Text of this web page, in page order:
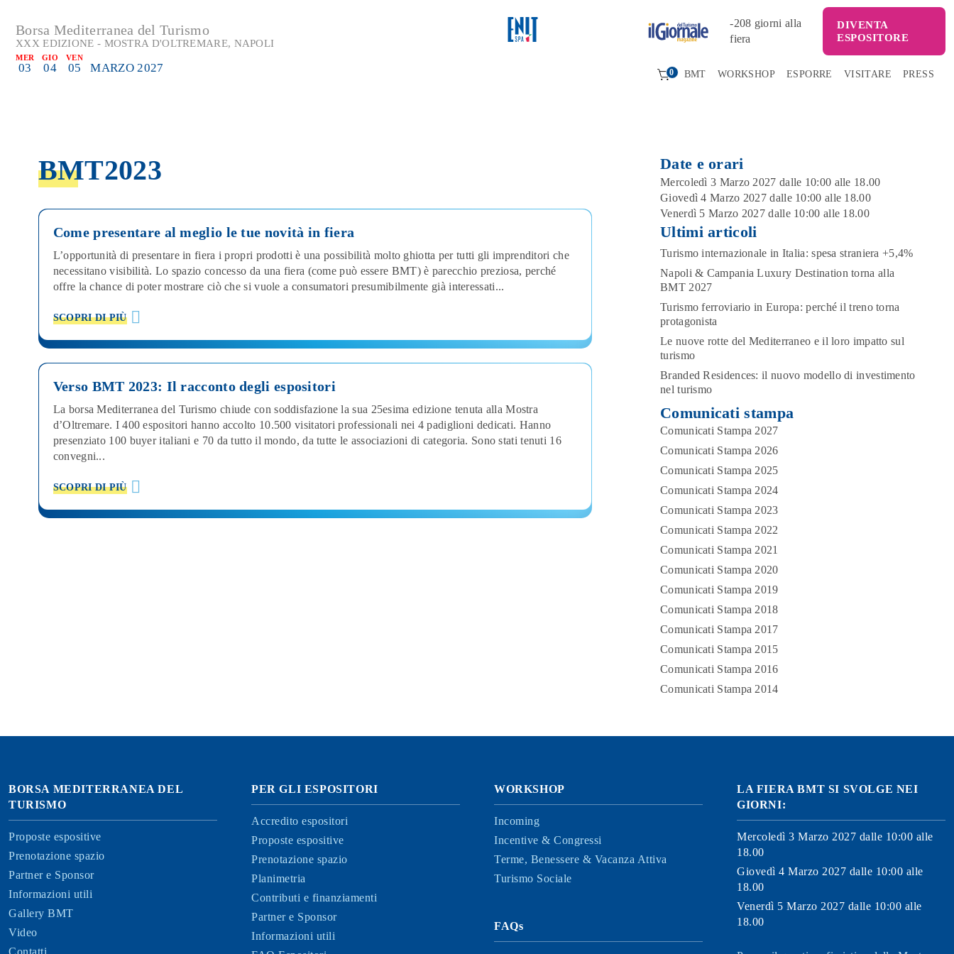
Borsa Mediterranea del Turismo
XXX EDIZIONE - MOSTRA D'OLTREMARE, NAPOLI
MER
03
GIO
04
VEN
05 MARZO 2027
-208 giorni alla
fiera
DIVENTA
ESPOSITORE
0 BMT WORKSHOP ESPORRE VISITARE PRESS
BMT2023
Come presentare al meglio le tue novità in fiera
L’opportunità di presentare in fiera i propri prodotti è una possibilità molto ghiotta per tutti gli imprenditori che
necessitano visibilità. Lo spazio concesso da una fiera (come può essere BMT) è parecchio preziosa, perché
offre la chance di poter mostrare ciò che si vuole a consumatori presumibilmente già interessati...
SCOPRI DI PIÙ
Verso BMT 2023: Il racconto degli espositori
La borsa Mediterranea del Turismo chiude con soddisfazione la sua 25esima edizione tenuta alla Mostra
d’Oltremare. I 400 espositori hanno accolto 10.500 visitatori professionali nei 4 padiglioni dedicati. Hanno
presenziato 100 buyer italiani e 70 da tutto il mondo, da tutte le associazioni di categoria. Sono stati tenuti 16
convegni...
SCOPRI DI PIÙ
Date e orari
Mercoledì 3 Marzo 2027 dalle 10:00 alle 18.00
Giovedì 4 Marzo 2027 dalle 10:00 alle 18.00
Venerdì 5 Marzo 2027 dalle 10:00 alle 18.00
Ultimi articoli
Turismo internazionale in Italia: spesa straniera +5,4%
Napoli & Campania Luxury Destination torna alla
BMT 2027
Turismo ferroviario in Europa: perché il treno torna
protagonista
Le nuove rotte del Mediterraneo e il loro impatto sul
turismo
Branded Residences: il nuovo modello di investimento
nel turismo
Comunicati stampa
Comunicati Stampa 2027
Comunicati Stampa 2026
Comunicati Stampa 2025
Comunicati Stampa 2024
Comunicati Stampa 2023
Comunicati Stampa 2022
Comunicati Stampa 2021
Comunicati Stampa 2020
Comunicati Stampa 2019
Comunicati Stampa 2018
Comunicati Stampa 2017
Comunicati Stampa 2015
Comunicati Stampa 2016
Comunicati Stampa 2014
BORSA MEDITERRANEA DEL
TURISMO
Proposte espositive
Prenotazione spazio
Partner e Sponsor
Informazioni utili
Gallery BMT
Video
Contatti
PER GLI ESPOSITORI
Accredito espositori
Proposte espositive
Prenotazione spazio
Planimetria
Contributi e finanziamenti
Partner e Sponsor
Informazioni utili
WORKSHOP
Incoming
Incentive & Congressi
Terme, Benessere & Vacanza Attiva
Turismo Sociale
FAQs
LA FIERA BMT SI SVOLGE NEI
GIORNI:
Mercoledì 3 Marzo 2027 dalle 10:00 alle
18.00
Giovedì 4 Marzo 2027 dalle 10:00 alle
18.00
Venerdì 5 Marzo 2027 dalle 10:00 alle
18.00